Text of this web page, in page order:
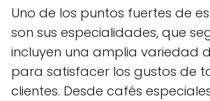
Uno de los puntos fuertes de
son sus especialidades, que
incluyen una amplia variedad
para satisfacer los gustos de
clientes. Desde cafés